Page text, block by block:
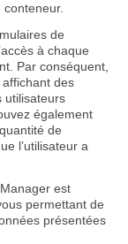
de
à chaque
Par conséquent,
des
utilisateurs
également
de
l’utilisateur a
est
permettant de
présentées